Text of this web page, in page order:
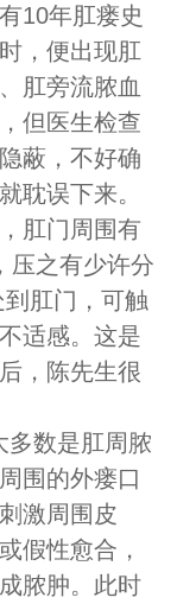
10年肛瘘史
，便出现肛
肛旁流脓血
但医生检查
蔽，不好确
耽误下来。
肛门周围有
压之有少许分
肛门，可触
适感。这是
，陈先生很
多数是肛周脓
围的外瘘口
激周围皮
假性愈合，
脓肿。此时